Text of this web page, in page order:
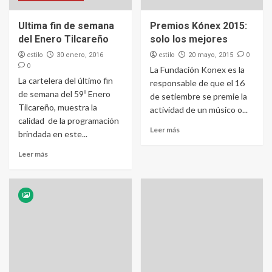
Ultima fin de semana
del Enero Tilcareño
estilo 30 enero, 2016
0
La cartelera del último fin
de semana del 59º Enero
Tilcareño, muestra la
calidad de la programación
brindada en este...
Leer más
Premios Kónex 2015:
solo los mejores
estilo 20 mayo, 2015 0
La Fundación Konex es la
responsable de que el 16
de setiembre se premie la
actividad de un músico o...
Leer más